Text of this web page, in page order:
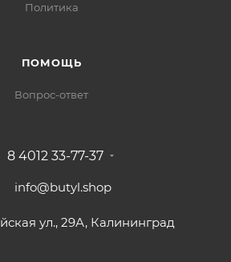
Политика
ПОМОЩЬ
Вопрос-ответ
8 4012 33-77-37
info@butyl.shop
ул., 29А, Калининград